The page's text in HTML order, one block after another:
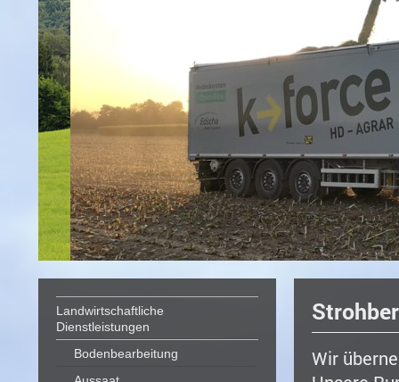
Wir
Landwirtschaftliche
Dienstleistungen
Bodenbearbeitung